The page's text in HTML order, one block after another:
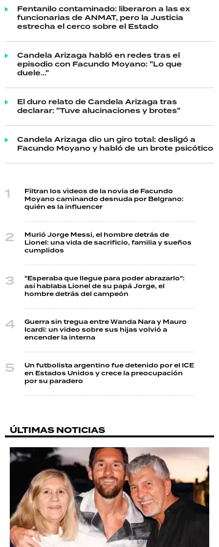
Fentanilo contaminado: liberaron a las ex
funcionarias de ANMAT, pero la Justicia
estrecha el cerco sobre el Estado
Candela Arizaga habló en redes tras el
episodio con Facundo Moyano: "Lo que
duele..."
El duro relato de Candela Arizaga tras
declarar: "Tuve alucinaciones y brotes"
Candela Arizaga dio un giro total: desligó a
Facundo Moyano y habló de un brote psicótico
Filtran los videos de la novia de Facundo
Moyano caminando desnuda por Belgrano:
quién es la influencer
Murió Jorge Messi, el hombre detrás de
Lionel: una vida de sacrificio, familia y sueños
cumplidos
"Esperaba que llegue para poder abrazarlo":
así hablaba Lionel de su papá Jorge, el
hombre detrás del campeón
Guerra sin tregua entre Wanda Nara y Mauro
Icardi: un video sobre sus hijas volvió a
encender la interna
Un futbolista argentino fue detenido por el ICE
en Estados Unidos y crece la preocupación
por su paradero
ÚLTIMAS NOTICIAS